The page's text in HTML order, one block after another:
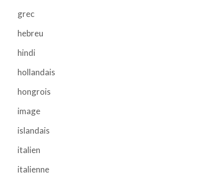
grec
hebreu
hindi
hollandais
hongrois
image
islandais
italien
italienne